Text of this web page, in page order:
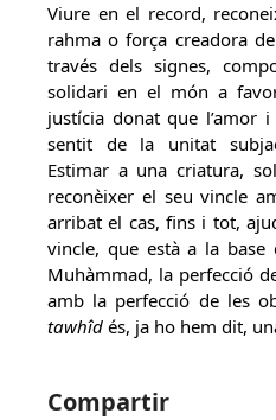
Viure en el record,
rahma o força creadora
través dels signes,
solidari en el món a
justícia donat que l’amor
sentit de la unitat
Estimar a una criatura,
reconèixer el seu vincle
arribat el cas, fins i tot,
vincle, que està a la
Muhàmmad, la perfecció
amb la perfecció de les
tawhîd és, ja ho hem dit,
Compartir